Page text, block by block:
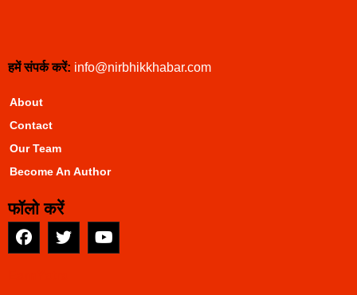
हमें संपर्क करें: info@nirbhikkhabar.com
About
Contact
Our Team
Become An Author
फॉलो करें